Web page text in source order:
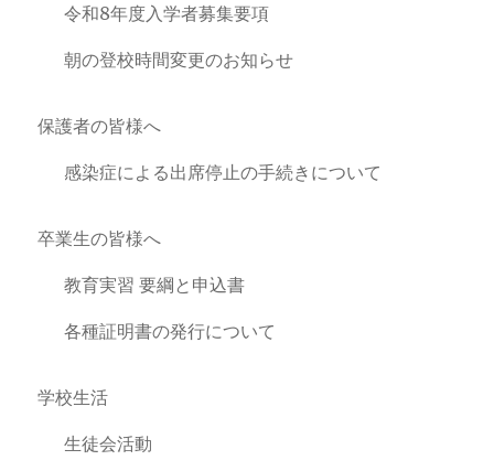
令和8年度入学者募集要項
朝の登校時間変更のお知らせ
保護者の皆様へ
感染症による出席停止の手続きについて
卒業生の皆様へ
教育実習 要綱と申込書
各種証明書の発行について
学校生活
生徒会活動